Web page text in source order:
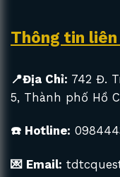
Thông tin liên
📍Địa Chỉ: 742 Đ.
5, Thành phố Hồ
☎️ Hotline:
💌 Email: